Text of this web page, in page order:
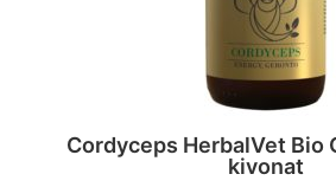
Cordyceps HerbalVet Bio
kivonat